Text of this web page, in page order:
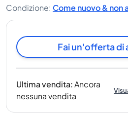
Condizione: Come nuovo & non
Fai un'offerta di
Ultima vendita:Ancora
nessuna vendita